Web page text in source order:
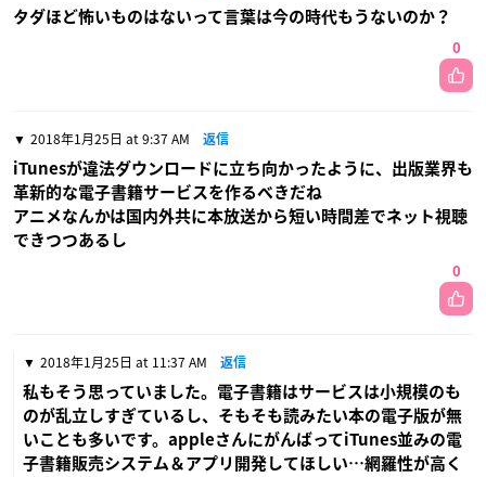
タダほど怖いものはないって言葉は今の時代もうないのか？
0
2018年1月25日 at 9:37 AM 返信
iTunesが違法ダウンロードに立ち向かったように、出版業界も
革新的な電子書籍サービスを作るべきだね
アニメなんかは国内外共に本放送から短い時間差でネット視聴
できつつあるし
0
2018年1月25日 at 11:37 AM 返信
私もそう思っていました。電子書籍はサービスは小規模のも
のが乱立しすぎているし、そもそも読みたい本の電子版が無
いことも多いです。appleさんにがんばってiTunes並みの電
子書籍販売システム＆アプリ開発してほしい…網羅性が高く